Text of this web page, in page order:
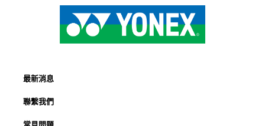
最新消息
聯繫我們